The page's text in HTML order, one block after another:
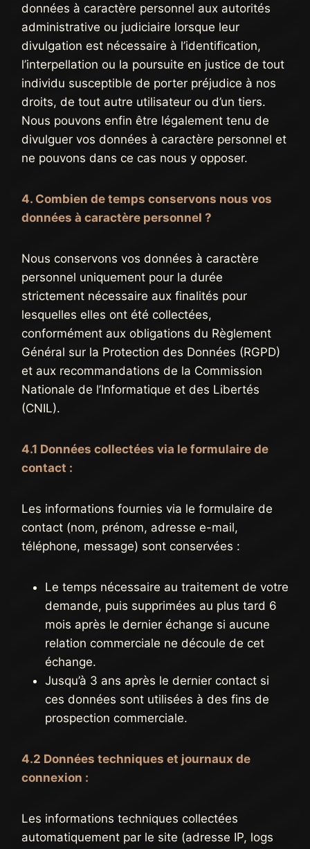
données à caractère personnel aux autorités
administrative ou judiciaire lorsque leur
divulgation est nécessaire à l’identification,
l’interpellation ou la poursuite en justice de tout
individu susceptible de porter préjudice à nos
droits, de tout autre utilisateur ou d’un tiers.
Nous pouvons enfin être légalement tenu de
divulguer vos données à caractère personnel et
ne pouvons dans ce cas nous y opposer.
4. Combien de temps conservons nous vos
données à caractère personnel ?
Nous conservons vos données à caractère
personnel uniquement pour la durée
strictement nécessaire aux finalités pour
lesquelles elles ont été collectées,
conformément aux obligations du Règlement
Général sur la Protection des Données (RGPD)
et aux recommandations de la Commission
Nationale de l’Informatique et des Libertés
(CNIL).
4.1 Données collectées via le formulaire de
contact :
Les informations fournies via le formulaire de
contact (nom, prénom, adresse e-mail,
téléphone, message) sont conservées :
Le temps nécessaire au traitement de votre
demande, puis supprimées au plus tard 6
mois après le dernier échange si aucune
relation commerciale ne découle de cet
échange.
Jusqu’à 3 ans après le dernier contact si
ces données sont utilisées à des fins de
prospection commerciale.
4.2 Données techniques et journaux de
connexion :
Les informations techniques collectées
automatiquement par le site (adresse IP, logs